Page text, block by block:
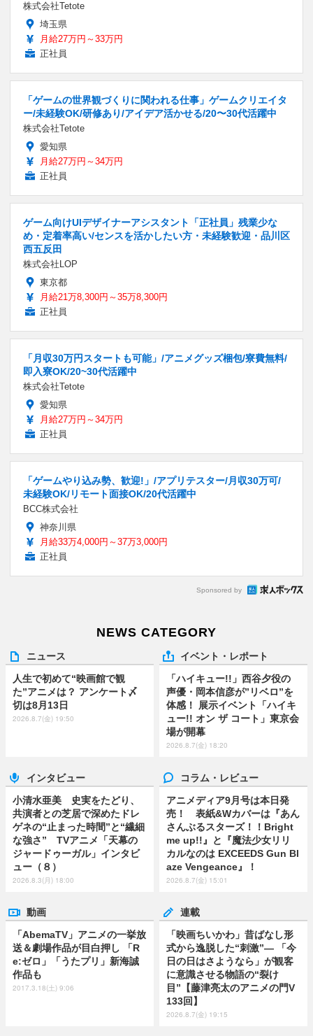
株式会社Tetote
埼玉県
月給27万円～33万円
正社員
「ゲームの世界観づくりに関われる仕事」ゲームクリエイタ
ー/未経験OK/研修あり/アイデア活かせる/20〜30代活躍中
株式会社Tetote
愛知県
月給27万円～34万円
正社員
ゲーム向けUIデザイナーアシスタント「正社員」残業少な
め・定着率高い/センスを活かしたい方・未経験歓迎・品川区
西五反田
株式会社LOP
東京都
月給21万8,300円～35万8,300円
正社員
「月収30万円スタートも可能」/アニメグッズ梱包/寮費無料/
即入寮OK/20~30代活躍中
株式会社Tetote
愛知県
月給27万円～34万円
正社員
「ゲームやり込み勢、歓迎!」/アプリテスター/月収30万可/
未経験OK/リモート面接OK/20代活躍中
BCC株式会社
神奈川県
月給33万4,000円～37万3,000円
正社員
Sponsored by
NEWS CATEGORY
ニュース
人生で初めて“映画館で観
た”アニメは？ アンケート〆
切は8月13日
2026.8.7(金) 19:50
イベント・レポート
「ハイキュー!!」西谷夕役の
声優・岡本信彦が”リベロ”を
体感！ 展示イベント「ハイキ
ュー!! オン ザ コート」東京会
場が開幕
2026.8.7(金) 18:20
インタビュー
小清水亜美 史実をたどり、
共演者との芝居で深めたドレ
ゲネの“止まった時間”と“繊細
な強さ” TVアニメ「天幕の
ジャードゥーガル」インタビ
ュー（８）
2026.8.3(月) 18:00
コラム・レビュー
アニメディア9月号は本日発
売！ 表紙&Wカバーは『あん
さんぶるスターズ！！Bright
me up!!』と『魔法少女リリ
カルなのは EXCEEDS Gun Bl
aze Vengeance』！
2026.8.7(金) 15:01
動画
「AbemaTV」アニメの一挙放
送＆劇場作品が目白押し 「R
e:ゼロ」「うたプリ」新海誠
作品も
2017.3.18(土) 9:06
連載
「映画ちいかわ」昔ばなし形
式から逸脱した“刺激”― 「今
日の日はさようなら」が観客
に意識させる物語の“裂け
目”【藤津亮太のアニメの門V
133回】
2026.8.7(金) 19:15